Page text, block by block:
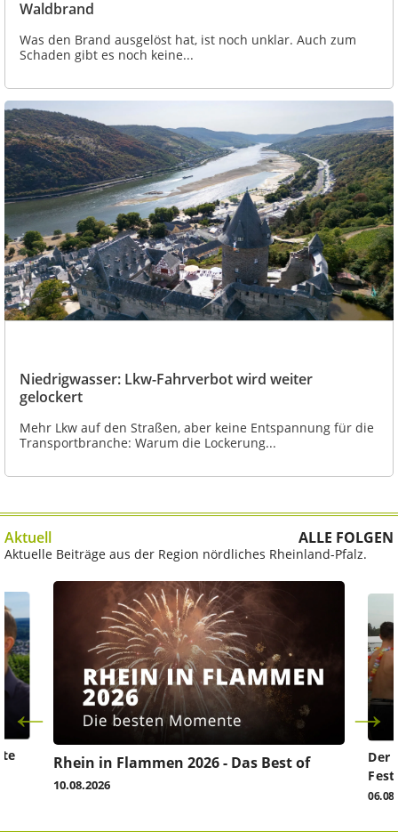
Waldbrand
Was den Brand ausgelöst hat, ist noch unklar. Auch zum
Schaden gibt es noch keine...
Niedrigwasser: Lkw-Fahrverbot wird weiter
gelockert
Mehr Lkw auf den Straßen, aber keine Entspannung für die
Transportbranche: Warum die Lockerung...
Aktuell ALLE FOLGEN
Aktuelle Beiträge aus der Region nördliches Rheinland-Pfalz.
Rhein in Flammen 2026 - Das Best of
10.08.2026
Der